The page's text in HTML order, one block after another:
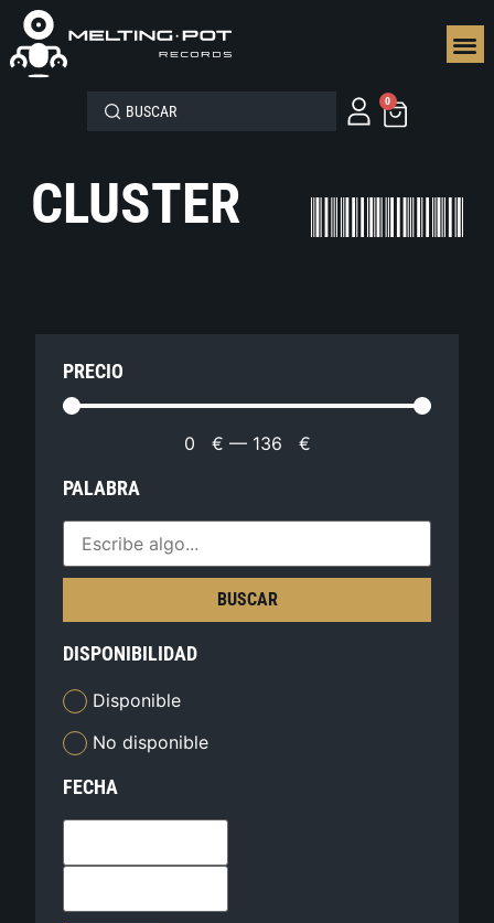
0
CLUSTER
PRECIO
0 € — 136 €
PALABRA
BUSCAR
DISPONIBILIDAD
Disponible
No disponible
FECHA